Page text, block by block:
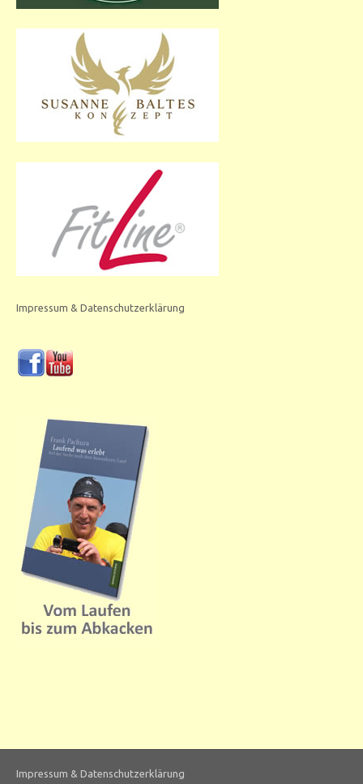
Impressum & Datenschutzerklärung
Impressum & Datenschutzerklärung